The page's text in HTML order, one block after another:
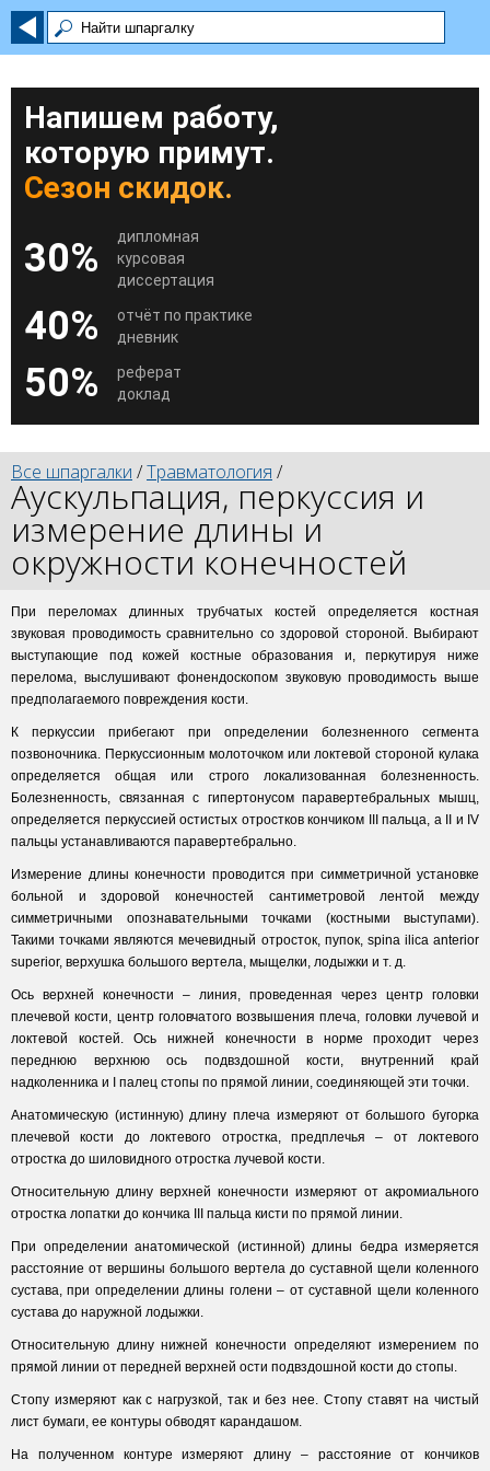
Напишем работу,
которую примут.
Сезон скидок.
30%
дипломная
курсовая
диссертация
40%
отчёт по практике
дневник
50%
реферат
доклад
Все шпаргалки /Травматология /
Аускульпация, перкуссия и
измерение длины и
окружности конечностей
При переломах длинных трубчатых костей определяется костная
звуковая проводимость сравнительно со здоровой стороной. Выбирают
выступающие под кожей костные образования и, перкутируя ниже
перелома, выслушивают фонендоскопом звуковую проводимость выше
предполагаемого повреждения кости.
К перкуссии прибегают при определении болезненного сегмента
позвоночника. Перкуссионным молоточком или локтевой стороной кулака
определяется общая или строго локализованная болезненность.
Болезненность, связанная с гипертонусом паравертебральных мышц,
определяется перкуссией остистых отростков кончиком III пальца, а II и IV
пальцы устанавливаются паравертебрально.
Измерение длины конечности проводится при симметричной установке
больной и здоровой конечностей сантиметровой лентой между
симметричными опознавательными точками (костными выступами).
Такими точками являются мечевидный отросток, пупок, spina ilica anterior
superior, верхушка большого вертела, мыщелки, лодыжки и т. д.
Ось верхней конечности – линия, проведенная через центр головки
плечевой кости, центр головчатого возвышения плеча, головки лучевой и
локтевой костей. Ось нижней конечности в норме проходит через
переднюю верхнюю ось подвздошной кости, внутренний край
надколенника и I палец стопы по прямой линии, соединяющей эти точки.
Анатомическую (истинную) длину плеча измеряют от большого бугорка
плечевой кости до локтевого отростка, предплечья – от локтевого
отростка до шиловидного отростка лучевой кости.
Относительную длину верхней конечности измеряют от акромиального
отростка лопатки до кончика III пальца кисти по прямой линии.
При определении анатомической (истинной) длины бедра измеряется
расстояние от вершины большого вертела до суставной щели коленного
сустава, при определении длины голени – от суставной щели коленного
сустава до наружной лодыжки.
Относительную длину нижней конечности определяют измерением по
прямой линии от передней верхней ости подвздошной кости до стопы.
Стопу измеряют как с нагрузкой, так и без нее. Стопу ставят на чистый
лист бумаги, ее контуры обводят карандашом.
На полученном контуре измеряют длину – расстояние от кончиков